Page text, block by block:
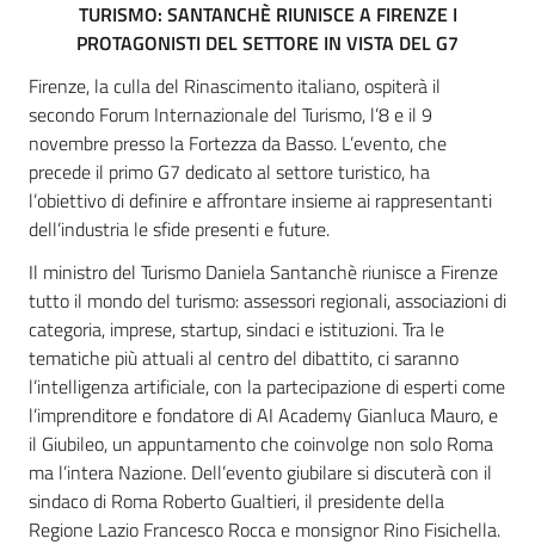
TURISMO: SANTANCHÈ RIUNISCE A FIRENZE I
PROTAGONISTI DEL SETTORE IN VISTA DEL G7
Firenze, la culla del Rinascimento italiano, ospiterà il
secondo Forum Internazionale del Turismo, l’8 e il 9
novembre presso la Fortezza da Basso. L’evento, che
precede il primo G7 dedicato al settore turistico, ha
l’obiettivo di definire e affrontare insieme ai rappresentanti
dell’industria le sfide presenti e future.
Il ministro del Turismo Daniela Santanchè riunisce a Firenze
tutto il mondo del turismo: assessori regionali, associazioni di
categoria, imprese, startup, sindaci e istituzioni. Tra le
tematiche più attuali al centro del dibattito, ci saranno
l’intelligenza artificiale, con la partecipazione di esperti come
l’imprenditore e fondatore di AI Academy Gianluca Mauro, e
il Giubileo, un appuntamento che coinvolge non solo Roma
ma l’intera Nazione. Dell’evento giubilare si discuterà con il
sindaco di Roma Roberto Gualtieri, il presidente della
Regione Lazio Francesco Rocca e monsignor Rino Fisichella.